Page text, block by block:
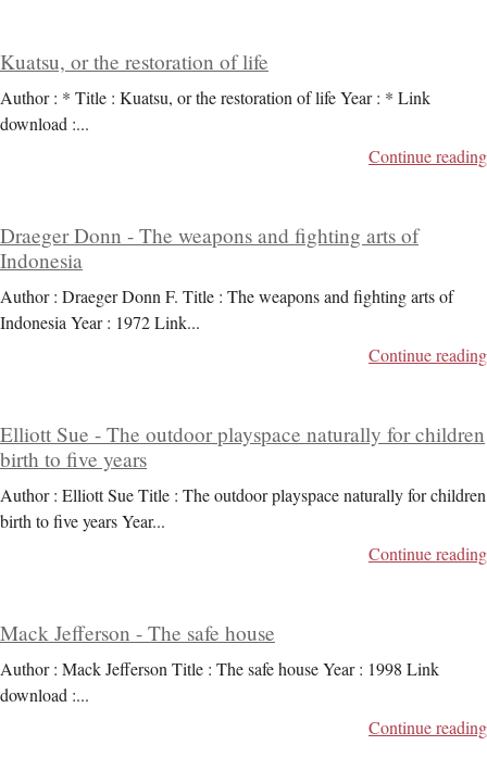
Kuatsu, or the restoration of life
Author : * Title : Kuatsu, or the restoration of life Year : * Link
download :...
Continue reading
Draeger Donn - The weapons and fighting arts of
Indonesia
Author : Draeger Donn F. Title : The weapons and fighting arts of
Indonesia Year : 1972 Link...
Continue reading
Elliott Sue - The outdoor playspace naturally for children
birth to five years
Author : Elliott Sue Title : The outdoor playspace naturally for children
birth to five years Year...
Continue reading
Mack Jefferson - The safe house
Author : Mack Jefferson Title : The safe house Year : 1998 Link
download :...
Continue reading